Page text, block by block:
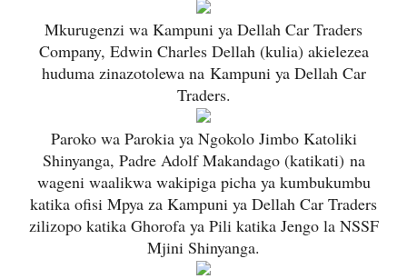
Mkurugenzi wa Kampuni ya Dellah Car Traders
Company, Edwin Charles Dellah (kulia) akielezea
huduma zinazotolewa na Kampuni ya Dellah Car
Traders.
Paroko wa Parokia ya Ngokolo Jimbo Katoliki
Shinyanga, Padre Adolf Makandago (katikati) na
wageni waalikwa wakipiga picha ya kumbukumbu
katika ofisi Mpya za Kampuni ya Dellah Car Traders
zilizopo katika Ghorofa ya Pili katika Jengo la NSSF
Mjini Shinyanga.